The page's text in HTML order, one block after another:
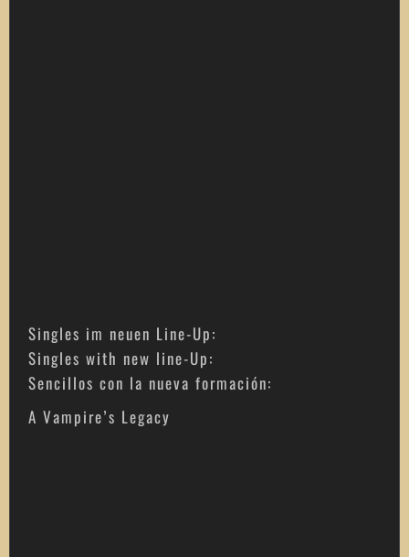
Singles im neuen Line-Up:
Singles with new line-Up:
Sencillos con la nueva formación:
A Vampire’s Legacy